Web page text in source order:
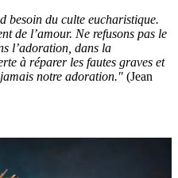
besoin du culte eucharistique.
de l’amour. Ne refusons pas le
l’adoration, dans la
à réparer les fautes graves et
notre adoration." (Jean